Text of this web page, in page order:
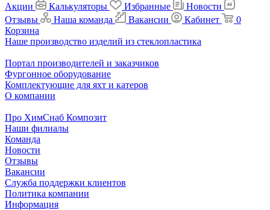
Акции
Калькуляторы Избранные
Новости
Отзывы
Наша команда Вакансии Кабинет
0
Корзина
Наше производство изделий из стеклопластика
Портал производителей и заказчиков
Фургонное оборудование
Комплектующие для яхт и катеров
О компании
Про ХимСнаб Композит
Наши филиалы
Команда
Новости
Отзывы
Вакансии
Служба поддержки клиентов
Политика компании
Информация